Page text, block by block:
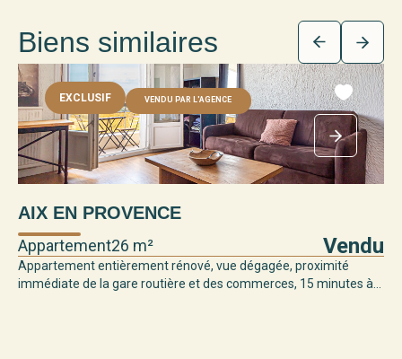
Biens similaires
EXCLUSIF VENDU PAR L'AGENCE
AIX EN PROVENCE
Appartement26 m² Vendu
Appartement entièrement rénové, vue dégagée, proximité
immédiate de la gare routière et des commerces, 15 minutes à...